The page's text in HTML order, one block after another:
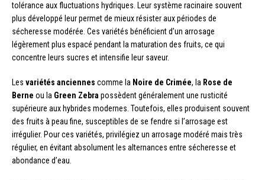
tolérance aux fluctuations hydriques. Leur système racinaire souvent
plus développé leur permet de mieux résister aux périodes de
sécheresse modérée. Ces variétés bénéficient d’un arrosage
légèrement plus espacé pendant la maturation des fruits, ce qui
concentre leurs sucres et intensifie leur saveur.
Les variétés anciennes comme la Noire de Crimée, la Rose de
Berne ou la Green Zebra possèdent généralement une rusticité
supérieure aux hybrides modernes. Toutefois, elles produisent souvent
des fruits à peau fine, susceptibles de se fendre si l’arrosage est
irrégulier. Pour ces variétés, privilégiez un arrosage modéré mais très
régulier, en évitant absolument les alternances entre sécheresse et
abondance d’eau.